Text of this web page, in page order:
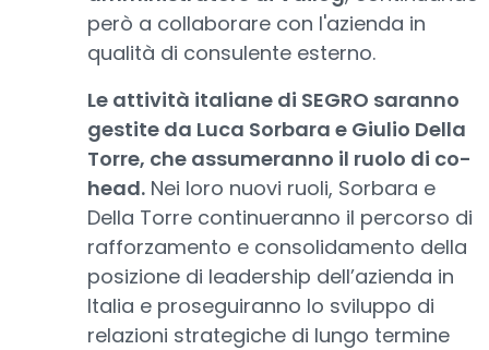
però a collaborare con l'azienda in
qualità di consulente esterno.
Le attività italiane di SEGRO saranno
gestite da Luca Sorbara e Giulio Della
Torre, che assumeranno il ruolo di co-
head. Nei loro nuovi ruoli, Sorbara e
Della Torre continueranno il percorso di
rafforzamento e consolidamento della
posizione di leadership dell’azienda in
Italia e proseguiranno lo sviluppo di
relazioni strategiche di lungo termine